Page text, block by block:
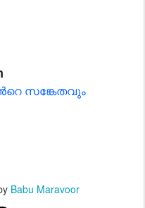
സങ്കേതവും
Babu Maravoor